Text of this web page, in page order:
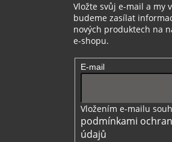
Vložte svůj e-mail a my
budeme zasílat
nových produktech na
e-shopu.
E-mail
Vložením e-mailu
podmínkami
údajů